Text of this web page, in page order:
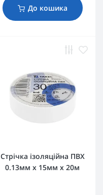
До кошика
Стрічка ізоляційна ПВХ
0.13мм х 15мм х 20м